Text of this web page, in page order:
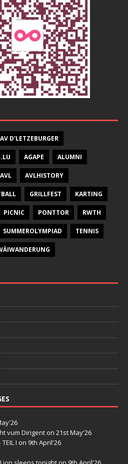
D'LETZEBURGER
AGAPE ALUMNI
AVL AVLHISTORY
GRILLFEST KARTING
PICNIC PONTTOR RWTH
SUMMEROLYMPIAD TENNIS
vum Dirigent on 21st May'26
I on 9th April'26